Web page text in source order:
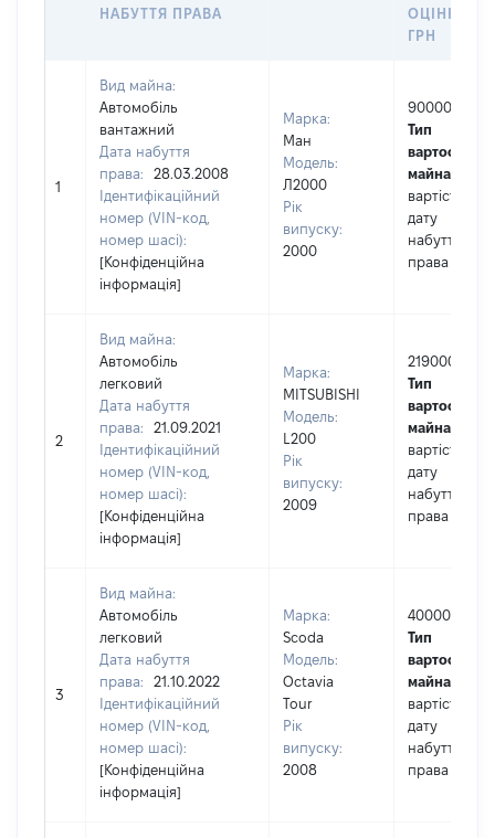
НАБУТТЯ ПРАВА
ОЦІНКОЮ,
ГРН
1
Вид майна:
Автомобіль
вантажний
Дата набуття
права:
28.03.2008
Ідентифікаційний
номер (VIN-код,
номер шасі):
[Конфіденційна
інформація]
Марка:
Ман
Модель:
Л2000
Рік
випуску:
2000
90000
Тип
вартості
майна:
вартість на
дату
набуття
права
2
Вид майна:
Автомобіль
легковий
Дата набуття
права:
21.09.2021
Ідентифікаційний
номер (VIN-код,
номер шасі):
[Конфіденційна
інформація]
Марка:
MITSUBISHI
Модель:
L200
Рік
випуску:
2009
219000
Тип
вартості
майна:
вартість на
дату
набуття
права
3
Вид майна:
Автомобіль
легковий
Дата набуття
права:
21.10.2022
Ідентифікаційний
номер (VIN-код,
номер шасі):
[Конфіденційна
інформація]
Марка:
Scoda
Модель:
Octavia
Tour
Рік
випуску:
2008
40000
Тип
вартості
майна:
вартість на
дату
набуття
права